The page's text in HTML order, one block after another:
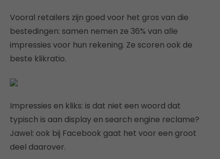
Vooral retailers zijn goed voor het gros van die
bestedingen: samen nemen ze 36% van alle
impressies voor hun rekening. Ze scoren ook de
beste klikratio.
Impressies en kliks: is dat niet een woord dat
typisch is aan display en search engine reclame?
Jawel: ook bij Facebook gaat het voor een groot
deel daarover.